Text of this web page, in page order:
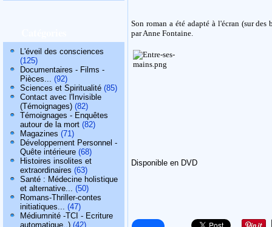
L'éveil des consciences
(125)
Documentaires - Films -
Pièces... (92)
Sciences et Spiritualité (85)
Contact avec l'Invisible
(Témoignages) (82)
Témoignages - Enquêtes
autour de la mort (82)
Magazines (71)
Développement Personnel -
Quête intérieure (68)
Histoires insolites et
extraordinaires (63)
Santé : Médecine holistique
et alternative... (50)
Romans-Thriller-contes
initiatiques... (47)
Médiumnité -TCI - Ecriture
automatique..) (42)
Son roman a été adapté à l'écran (sur
par Anne Fontaine.
Disponible en DVD